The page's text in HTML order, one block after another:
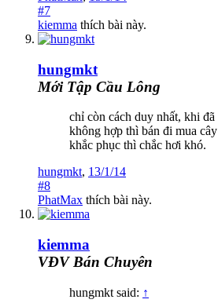
#7
kiemma thích bài này.
hungmkt
Mới Tập Cầu Lông
chỉ còn cách duy nhất, khi
không hợp thì bán đi mua
khắc phục thì chắc hơi khó.
hungmkt, 13/1/14
#8
PhatMax thích bài này.
kiemma
VĐV Bán Chuyên
hungmkt said: ↑